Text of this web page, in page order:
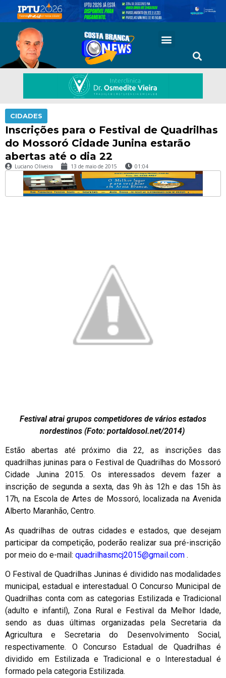
CIDADES
Inscrições para o Festival de Quadrilhas
do Mossoró Cidade Junina estarão
abertas até o dia 22
Luciano Oliveira 13 de maio de 2015 01:04
Festival atrai grupos competidores de vários estados
nordestinos (Foto: portaldosol.net/2014)
Estão abertas até próximo dia 22, as inscrições das
quadrilhas juninas para o Festival de Quadrilhas do Mossoró
Cidade Junina 2015. Os interessados devem fazer a
inscrição de segunda a sexta, das 9h às 12h e das 15h às
17h, na Escola de Artes de Mossoró, localizada na Avenida
Alberto Maranhão, Centro.
As quadrilhas de outras cidades e estados, que desejam
participar da competição, poderão realizar sua pré-inscrição
por meio do e-mail: quadrilhasmcj2015@gmail.com .
O Festival de Quadrilhas Juninas é dividido nas modalidades
municipal, estadual e interestadual. O Concurso Municipal de
Quadrilhas conta com as categorias Estilizada e Tradicional
(adulto e infantil), Zona Rural e Festival da Melhor Idade,
sendo as duas últimas organizadas pela Secretaria da
Agricultura e Secretaria do Desenvolvimento Social,
respectivamente. O Concurso Estadual de Quadrilhas é
dividido em Estilizada e Tradicional e o Interestadual é
formado pela categoria Estilizada.